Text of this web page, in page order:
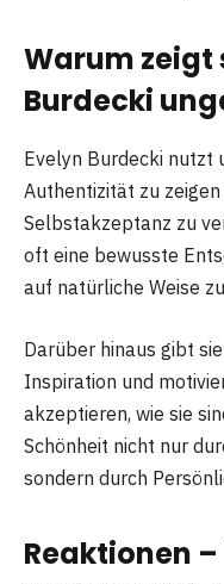
Warum zeigt
Burdecki
Evelyn Burdecki nutzt
Authentizität zu
Selbstakzeptanz zu
oft eine bewusste
auf natürliche Weise
Darüber hinaus gibt
Inspiration und
akzeptieren, wie sie
Schönheit nicht nur
sondern durch
Reaktionen –